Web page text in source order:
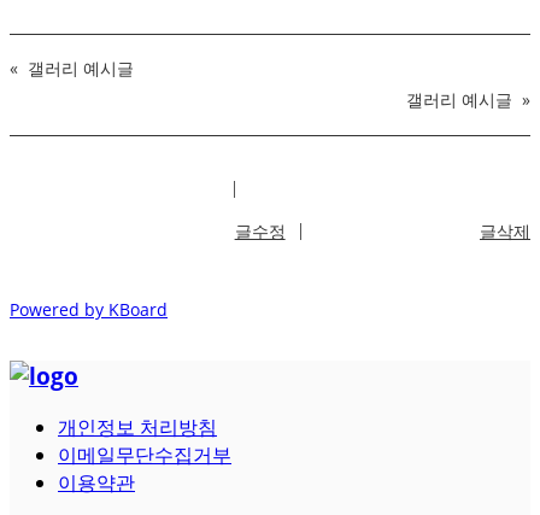
« 갤러리 예시글
갤러리 예시글 »
글수정
글삭제
Powered by KBoard
개인정보 처리방침
이메일무단수집거부
이용약관